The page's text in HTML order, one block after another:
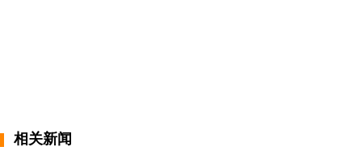
相关新闻